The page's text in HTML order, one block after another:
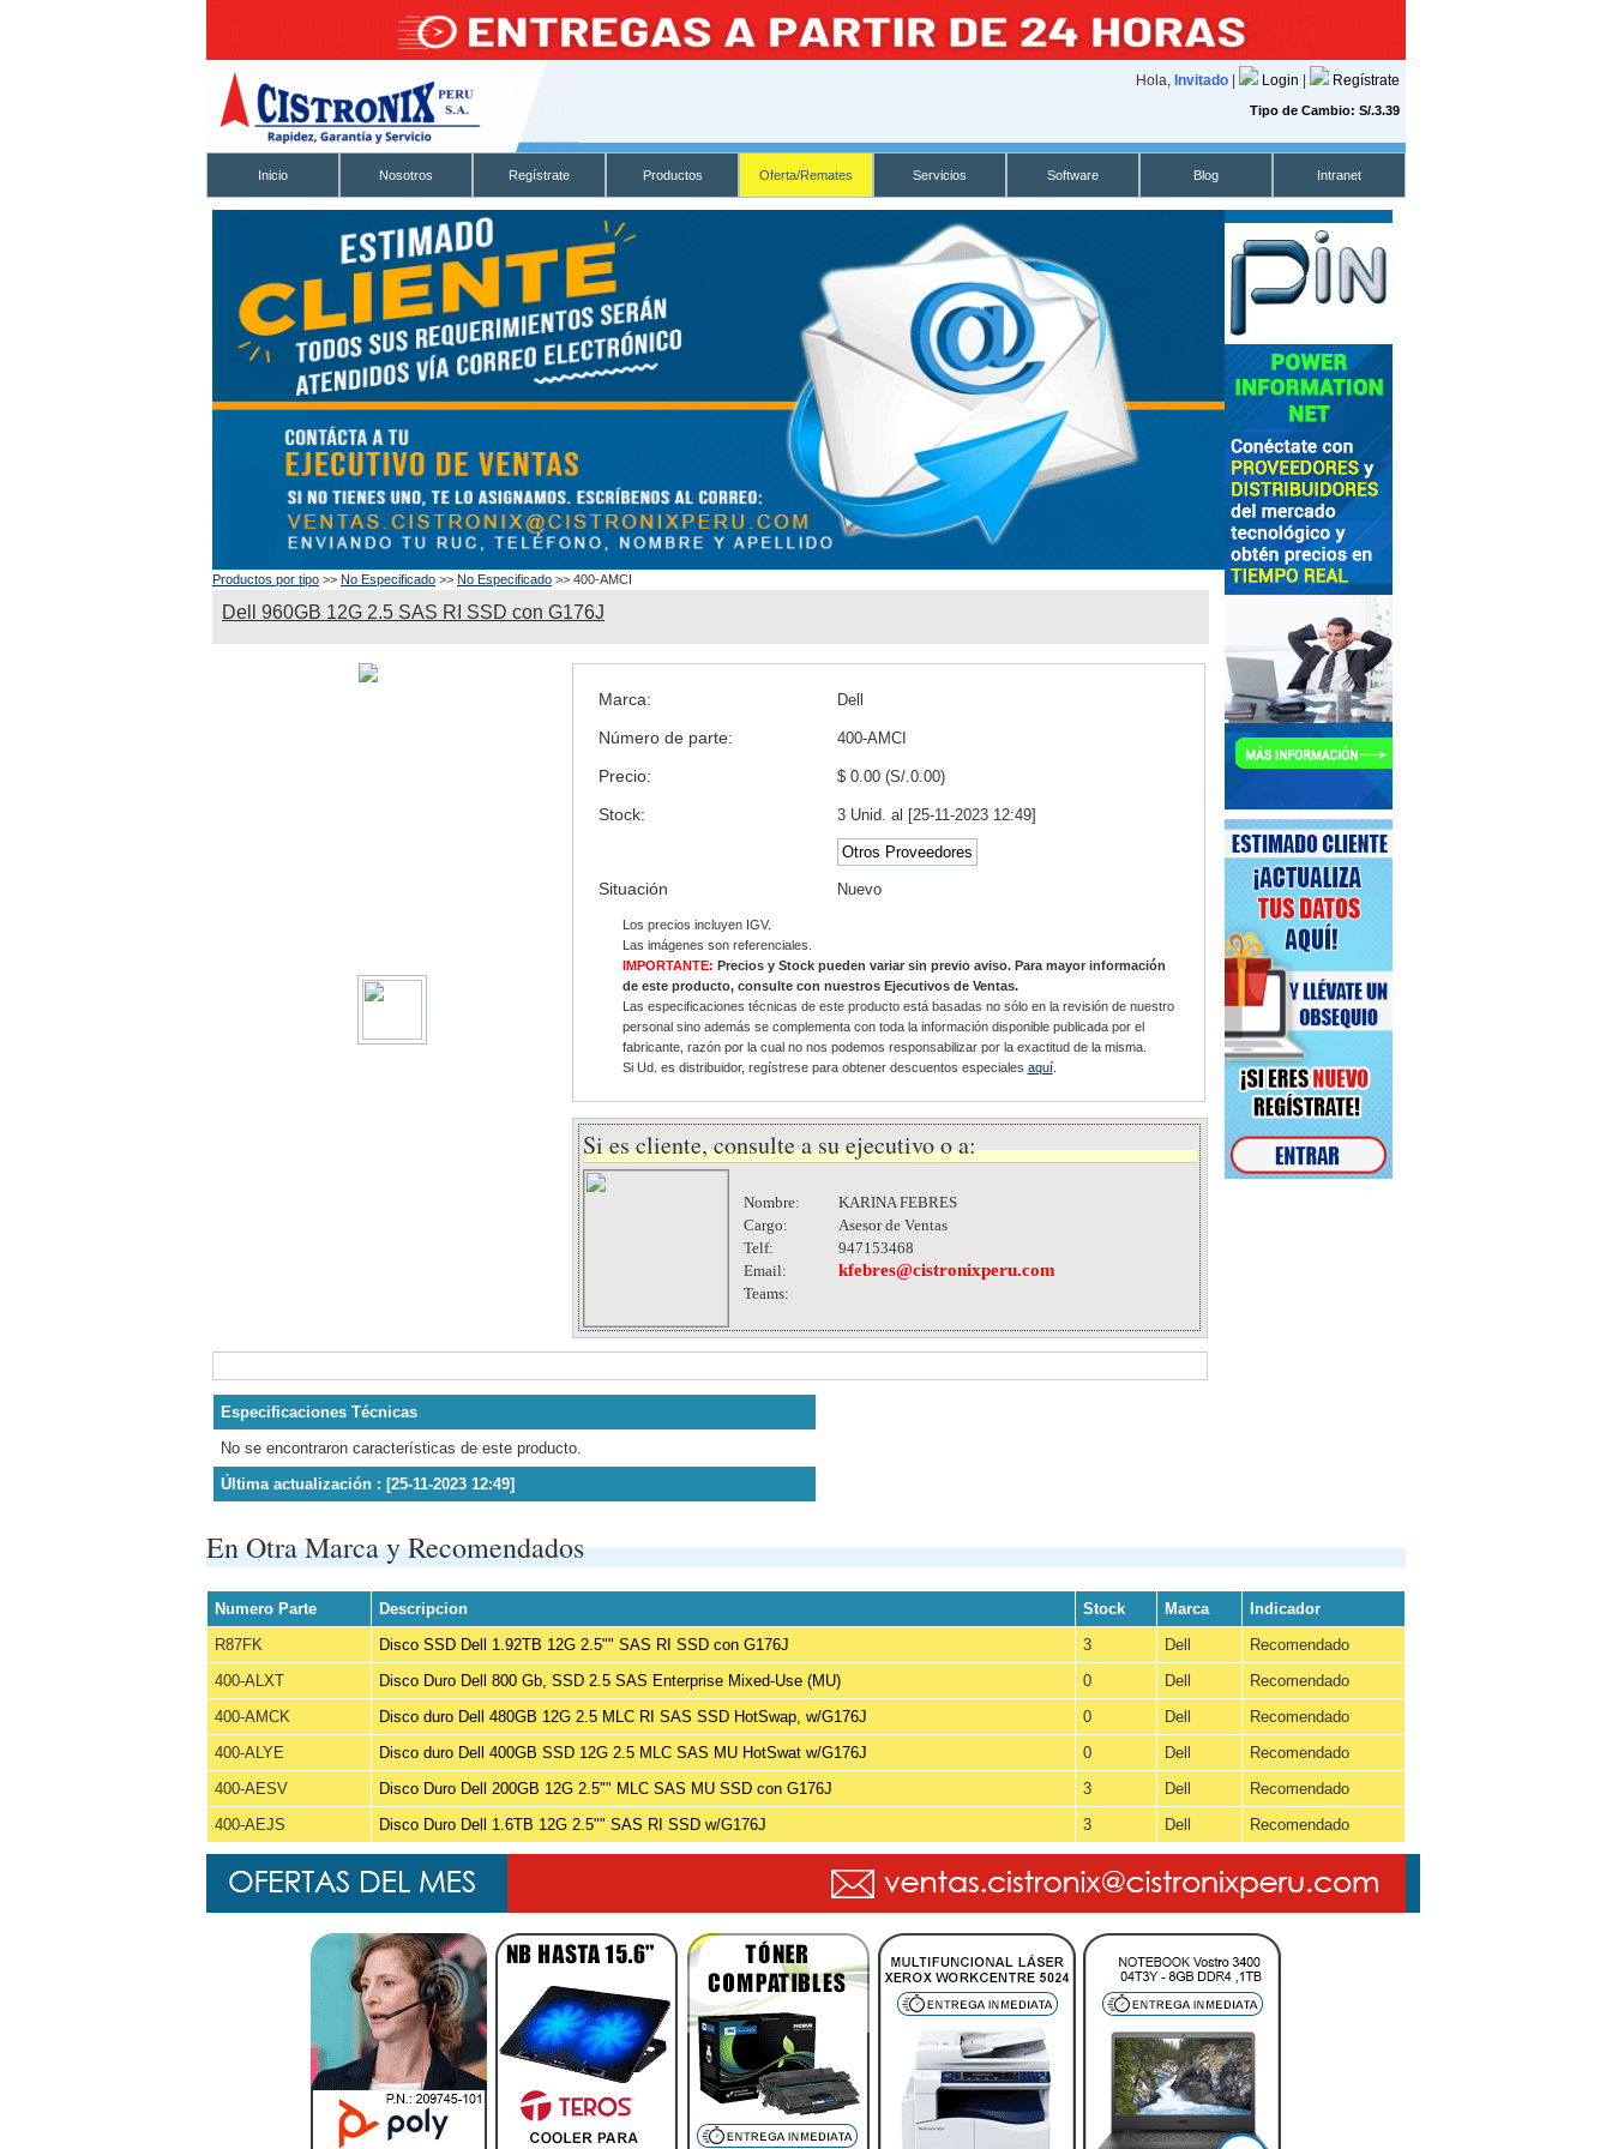
Hola, Invitado Login Regístrate
Tipo de Cambio: S/.3.39
Inicio Nosotros Regístrate Productos Oferta/Remates Servicios Software Blog Intranet
Productos por tipo >> No Especificado >> No Especificado >> 400-AMCI
Dell 960GB 12G 2.5 SAS RI SSD con G176J
Marca: Dell
Número de parte: 400-AMCI
Precio: $ 0.00 (S/.0.00)
Stock: 3 Unid. al [25-11-2023 12:49]
Otros Proveedores
Situación Nuevo
Los precios incluyen IGV.
Las imágenes son referenciales.
IMPORTANTE: Precios y Stock pueden variar sin previo aviso. Para mayor información
de este producto, consulte con nuestros Ejecutivos de Ventas.
Las especificaciones técnicas de este producto está basadas no sólo en la revisión de nuestro
personal sino además se complementa con toda la información disponible publicada por el
fabricante, razón por la cual no nos podemos responsabilizar por la exactitud de la misma.
Si Ud. es distribuidor, regístrese para obtener descuentos especiales aquí.
Si es cliente, consulte a su ejecutivo o a:
Nombre:
KARINA FEBRES
Cargo:
Asesor de Ventas
Telf:
947153468
Email:
kfebres@cistronixperu.com
Teams:
Especificaciones Técnicas
No se encontraron características de este producto.
Última actualización : [25-11-2023 12:49]
En Otra Marca y Recomendados
Numero Parte Descripcion Stock Marca
Indicador
R87FK
Disco SSD Dell 1.92TB 12G 2.5"" SAS RI SSD con G176J 3 Dell
Recomendado
400-ALXT
Disco Duro Dell 800 Gb, SSD 2.5 SAS Enterprise Mixed-Use (MU) 0 Dell
Recomendado
400-AMCK
Disco duro Dell 480GB 12G 2.5 MLC RI SAS SSD HotSwap, w/G176J 0 Dell
Recomendado
400-ALYE
Disco duro Dell 400GB SSD 12G 2.5 MLC SAS MU HotSwat w/G176J 0 Dell
Recomendado
400-AESV
Disco Duro Dell 200GB 12G 2.5"" MLC SAS MU SSD con G176J 3 Dell
Recomendado
400-AEJS
Disco Duro Dell 1.6TB 12G 2.5"" SAS RI SSD w/G176J 3 Dell Recomendado